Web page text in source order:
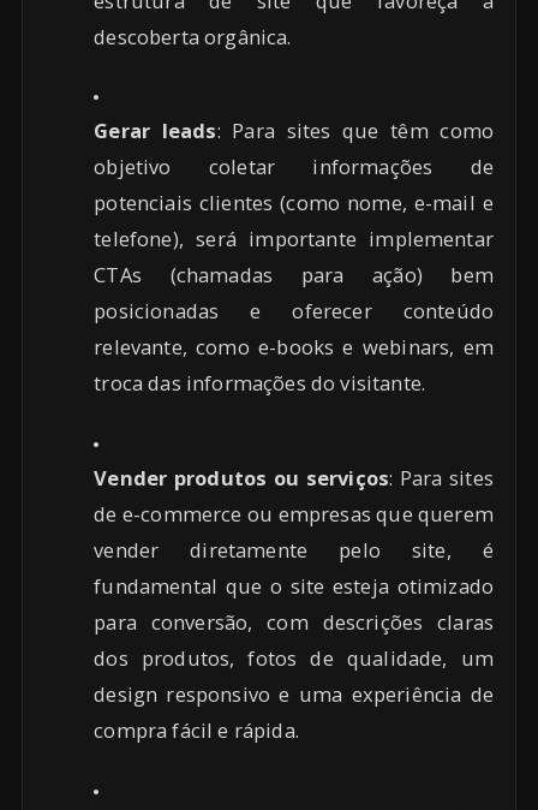
descoberta orgânica.
Gerar leads: Para sites que têm como
objetivo coletar informações de
potenciais clientes (como nome, e-mail e
telefone), será importante implementar
CTAs (chamadas para ação) bem
posicionadas e oferecer conteúdo
relevante, como e-books e webinars, em
troca das informações do visitante.
Vender produtos ou serviços: Para sites
de e-commerce ou empresas que querem
vender diretamente pelo site, é
fundamental que o site esteja otimizado
para conversão, com descrições claras
dos produtos, fotos de qualidade, um
design responsivo e uma experiência de
compra fácil e rápida.